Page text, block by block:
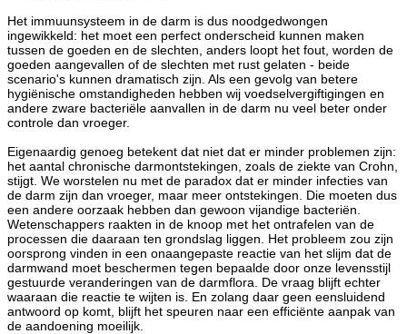
Het immuunsysteem in de darm is dus noodgedwongen
ingewikkeld: het moet een perfect onderscheid kunnen maken
tussen de goeden en de slechten, anders loopt het fout, worden de
goeden aangevallen of de slechten met rust gelaten - beide
scenario's kunnen dramatisch zijn. Als een gevolg van betere
hygiënische omstandigheden hebben wij voedselvergiftigingen en
andere zware bacteriële aanvallen in de darm nu veel beter onder
controle dan vroeger.
Eigenaardig genoeg betekent dat niet dat er minder problemen zijn:
het aantal chronische darmontstekingen, zoals de ziekte van Crohn,
stijgt. We worstelen nu met de paradox dat er minder infecties van
de darm zijn dan vroeger, maar meer ontstekingen. Die moeten dus
een andere oorzaak hebben dan gewoon vijandige bacteriën.
Wetenschappers raakten in de knoop met het ontrafelen van de
processen die daaraan ten grondslag liggen. Het probleem zou zijn
oorsprong vinden in een onaangepaste reactie van het slijm dat de
darmwand moet beschermen tegen bepaalde door onze levensstijl
gestuurde veranderingen van de darmflora. De vraag blijft echter
waaraan die reactie te wijten is. En zolang daar geen eensluidend
antwoord op komt, blijft het speuren naar een efficiënte aanpak van
de aandoening moeilijk.